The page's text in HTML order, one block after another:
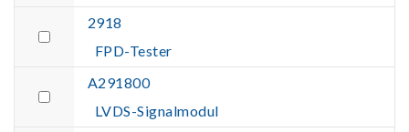
2918
FPD-Tester
A291800
LVDS-Signalmodul